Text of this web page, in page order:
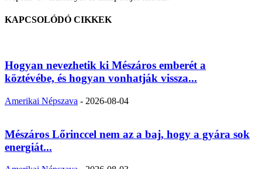
KAPCSOLÓDÓ CIKKEK
Hogyan nevezhetik ki Mészáros emberét a
köztévébe, és hogyan vonhatják vissza...
Amerikai Népszava - 2026-08-04
Mészáros Lőrinccel nem az a baj, hogy a gyára sok
energiát...